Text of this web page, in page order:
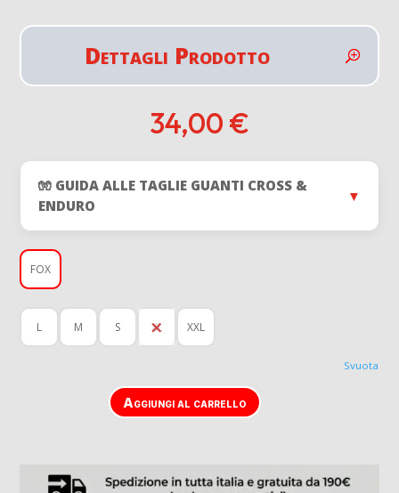
Dettagli Prodotto
34,00 €
🧤 GUIDA ALLE TAGLIE GUANTI CROSS &
ENDURO
▼
FOX
L M S XL XXL
Svuota
Aggiungi al carrello